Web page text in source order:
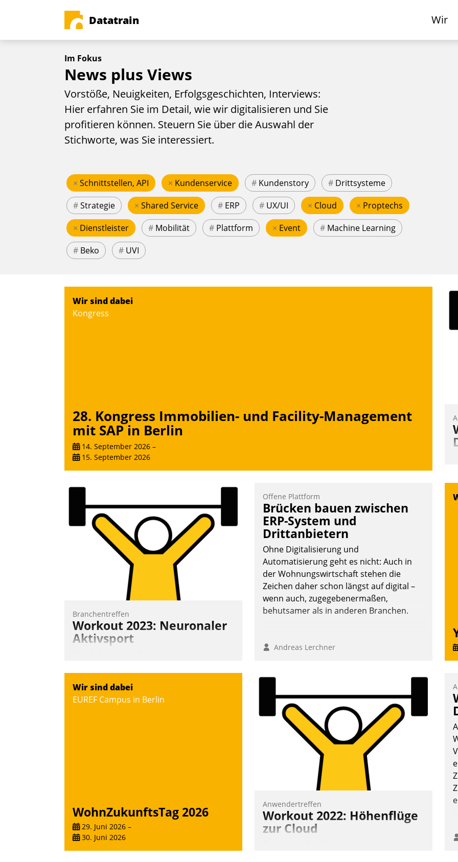
Datatrain Wir
Im Fokus
News plus Views
Vorstöße, Neuigkeiten, Erfolgsgeschichten, Interviews:
Hier erfahren Sie im Detail, wie wir digitalisieren und Sie
profitieren können. Steuern Sie über die Auswahl der
Stichworte, was Sie interessiert.
× Schnittstellen, API × Kundenservice # Kundenstory # Drittsysteme
#Strategie × Shared Service # ERP # UX/UI × Cloud × Proptechs
× Dienstleister # Mobilität # Plattform × Event # Machine Learning
# Beko # UVI
Wir sind dabei
Kongress
28. Kongress Immobilien- und Facility-Management
mit SAP in Berlin
14. September 2026 –
15. September 2026
Branchentreffen
Workout 2023: Neuronaler
Aktivsport
Vernetzungsideen fürs Quartier.
Dazwischen zeigte Datatrain, was es
Offene Plattform
Brücken bauen zwischen
ERP-System und
Drittanbietern
Ohne Digitalisierung und
Automatisierung geht es nicht: Auch in
der Wohnungswirtschaft stehen die
Zeichen daher schon längst auf digital –
wenn auch, zugegebenermaßen,
behutsamer als in anderen Branchen.
Andreas Lerchner
Wir sind dabei
EUREF Campus in Berlin
WohnZukunftsTag 2026
29. Juni 2026 –
30. Juni 2026
Anwendertreffen
Workout 2022: Höhenflüge
zur Cloud